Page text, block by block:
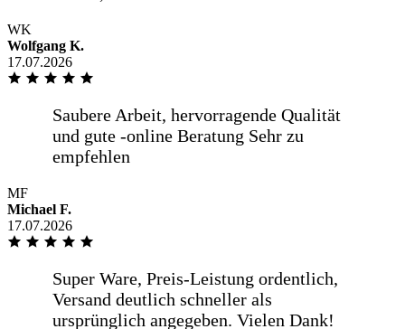
WK
Wolfgang K.
17.07.2026
MF
Michael F.
17.07.2026